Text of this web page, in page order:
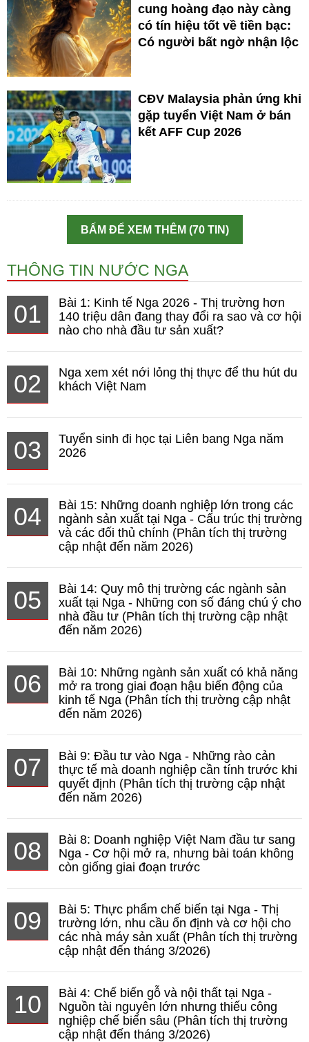
cung hoàng đạo này càng
có tín hiệu tốt về tiền bạc:
Có người bất ngờ nhận lộc
CĐV Malaysia phản ứng khi
gặp tuyển Việt Nam ở bán
kết AFF Cup 2026
BẤM ĐỂ XEM THÊM (70 TIN)
THÔNG TIN NƯỚC NGA
01
Bài 1: Kinh tế Nga 2026 - Thị trường hơn
140 triệu dân đang thay đổi ra sao và cơ hội
nào cho nhà đầu tư sản xuất?
02
Nga xem xét nới lỏng thị thực để thu hút du
khách Việt Nam
03
Tuyển sinh đi học tại Liên bang Nga năm
2026
04
Bài 15: Những doanh nghiệp lớn trong các
ngành sản xuất tại Nga - Cấu trúc thị trường
và các đối thủ chính (Phân tích thị trường
cập nhật đến năm 2026)
05
Bài 14: Quy mô thị trường các ngành sản
xuất tại Nga - Những con số đáng chú ý cho
nhà đầu tư (Phân tích thị trường cập nhật
đến năm 2026)
06
Bài 10: Những ngành sản xuất có khả năng
mở ra trong giai đoạn hậu biến động của
kinh tế Nga (Phân tích thị trường cập nhật
đến năm 2026)
07
Bài 9: Đầu tư vào Nga - Những rào cản
thực tế mà doanh nghiệp cần tính trước khi
quyết định (Phân tích thị trường cập nhật
đến năm 2026)
08
Bài 8: Doanh nghiệp Việt Nam đầu tư sang
Nga - Cơ hội mở ra, nhưng bài toán không
còn giống giai đoạn trước
09
Bài 5: Thực phẩm chế biến tại Nga - Thị
trường lớn, nhu cầu ổn định và cơ hội cho
các nhà máy sản xuất (Phân tích thị trường
cập nhật đến tháng 3/2026)
10
Bài 4: Chế biến gỗ và nội thất tại Nga -
Nguồn tài nguyên lớn nhưng thiếu công
nghiệp chế biến sâu (Phân tích thị trường
cập nhật đến tháng 3/2026)